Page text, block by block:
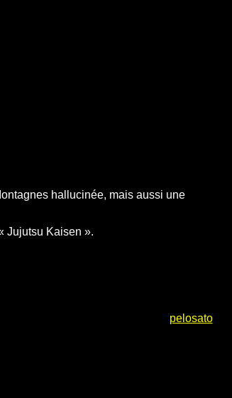
hallucinée, mais aussi une
Jujutsu Kaisen ».
pelosato